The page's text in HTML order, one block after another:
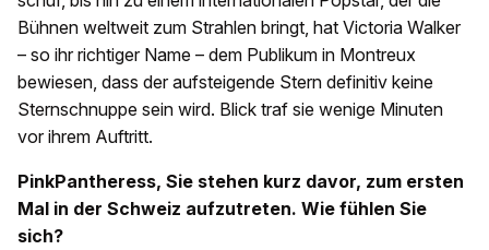
Bühnen weltweit zum Strahlen bringt, hat Victoria Walker
– so ihr richtiger Name – dem Publikum in Montreux
bewiesen, dass der aufsteigende Stern definitiv keine
Sternschnuppe sein wird. Blick traf sie wenige Minuten
vor ihrem Auftritt.
PinkPantheress, Sie stehen kurz davor, zum ersten
Mal in der Schweiz aufzutreten. Wie fühlen Sie
sich?